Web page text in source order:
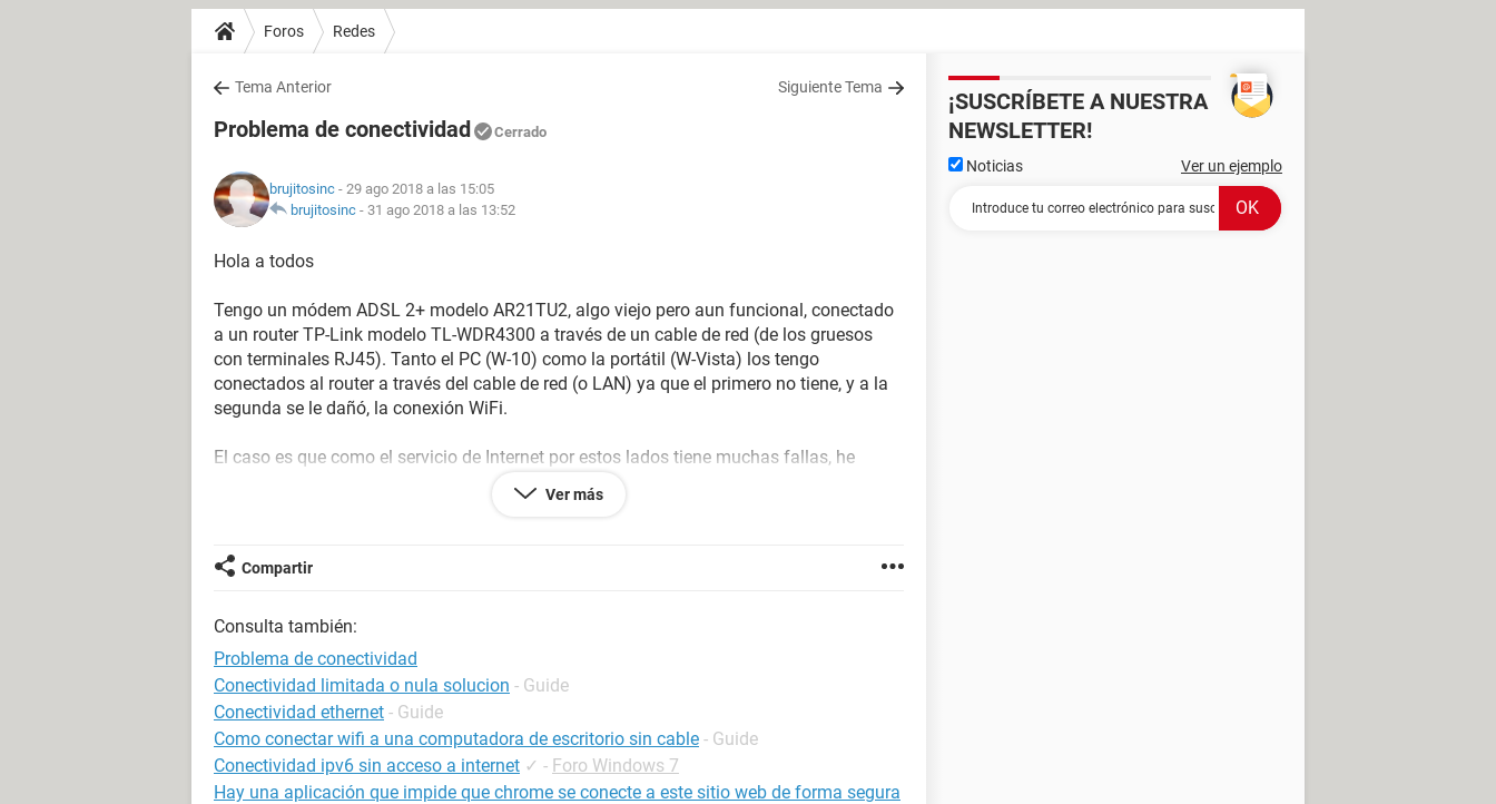
Foros Redes
Tema Anterior Siguiente Tema
Problema de conectividad Cerrado
brujitosinc - 29 ago 2018 a las 15:05
brujitosinc - 31 ago 2018 a las 13:52
Hola a todos
Tengo un módem ADSL 2+ modelo AR21TU2, algo viejo pero aun funcional, conectado
a un router TP-Link modelo TL-WDR4300 a través de un cable de red (de los gruesos
con terminales RJ45). Tanto el PC (W-10) como la portátil (W-Vista) los tengo
conectados al router a través del cable de red (o LAN) ya que el primero no tiene, y a la
segunda se le dañó, la conexión WiFi.
El caso es que como el servicio de Internet por estos lados tiene muchas fallas, he
el símbolo de sistema lo concerniente al IP (usando el comando ipconfig /all, o /release,
cable conectado, pese a que uso el mismo cable que usaba para conectarlos al router.
laptop que me prestaron y con ella si podía conectarme directamente al modem.
Alguien podría indicarme como puedo solucionar esta dificultad ??
Gracias de antemano
Ver más
Compartir
Consulta también:
Problema de conectividad
Conectividad limitada o nula solucion - Guide
Conectividad ethernet - Guide
Como conectar wifi a una computadora de escritorio sin cable - Guide
Conectividad ipv6 sin acceso a internet ✓ - Foro Windows 7
Hay una aplicación que impide que chrome se conecte a este sitio web de forma segura
¡SUSCRÍBETE A NUESTRA
NEWSLETTER!
Noticias Ver un ejemplo